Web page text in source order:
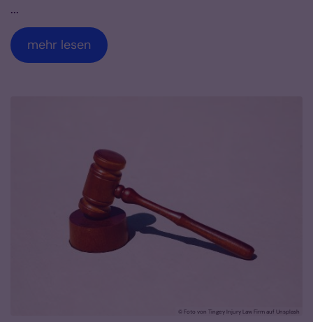
...
mehr lesen
© Foto von Tingey Injury Law Firm auf Unsplash